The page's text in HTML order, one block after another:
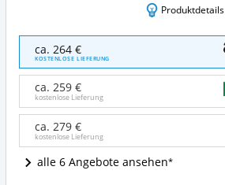
Produktdetails
Toys
rollyFarmtrac
7726
Tretfahrzeug
Angebote:
ist
dieser
ca. 264 €
KOSTENLOSE LIEFERUNG
ca. 259 €
kostenlose Lieferung
ca. 279 €
kostenlose Lieferung
alle 6 Angebote ansehen